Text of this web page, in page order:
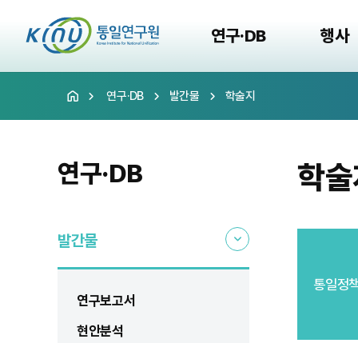
연구·DB 행사
연구·DB 발간물 학술지
연구·DB
발간물
연구보고서
현안분석
학술
통일정